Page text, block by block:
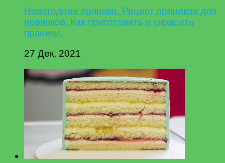
Новогодние пряники. Рецепт пряников для
новичков. Как приготовить и украсить
пряники.
27 Дек, 2021